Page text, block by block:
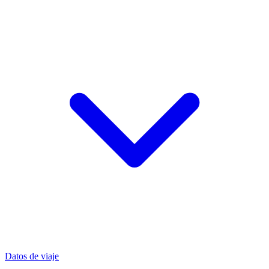
Datos de viaje